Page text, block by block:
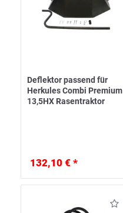
Deflektor passend für
Herkules Combi Premium
13,5HX Rasentraktor
132,10 € *